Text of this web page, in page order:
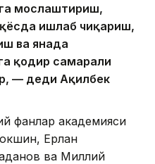
мослаштириш,
ишлаб чиқариш,
ва янада
қодир самарали
— деди Ақилбек
фанлар академияси
Ерлан
ва Миллий